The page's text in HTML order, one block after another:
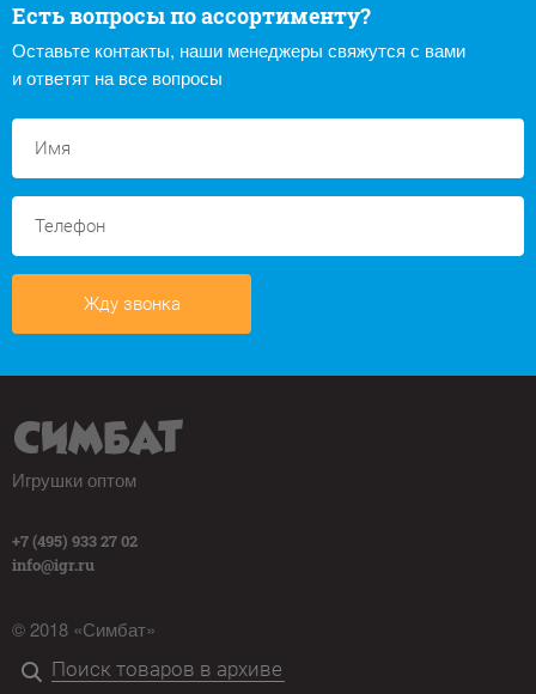
Есть вопросы по ассортименту?
Оставьте контакты, наши менеджеры свяжутся с вами
и ответят на все вопросы
Жду звонка
Игрушки оптом
+7 (495) 933 27 02
info@igr.ru
© 2018 «Симбат»